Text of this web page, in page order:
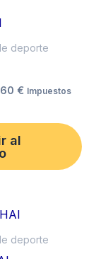
deporte
€
5,64 €
Impuestos
al
se
deporte
Price
5,16 €